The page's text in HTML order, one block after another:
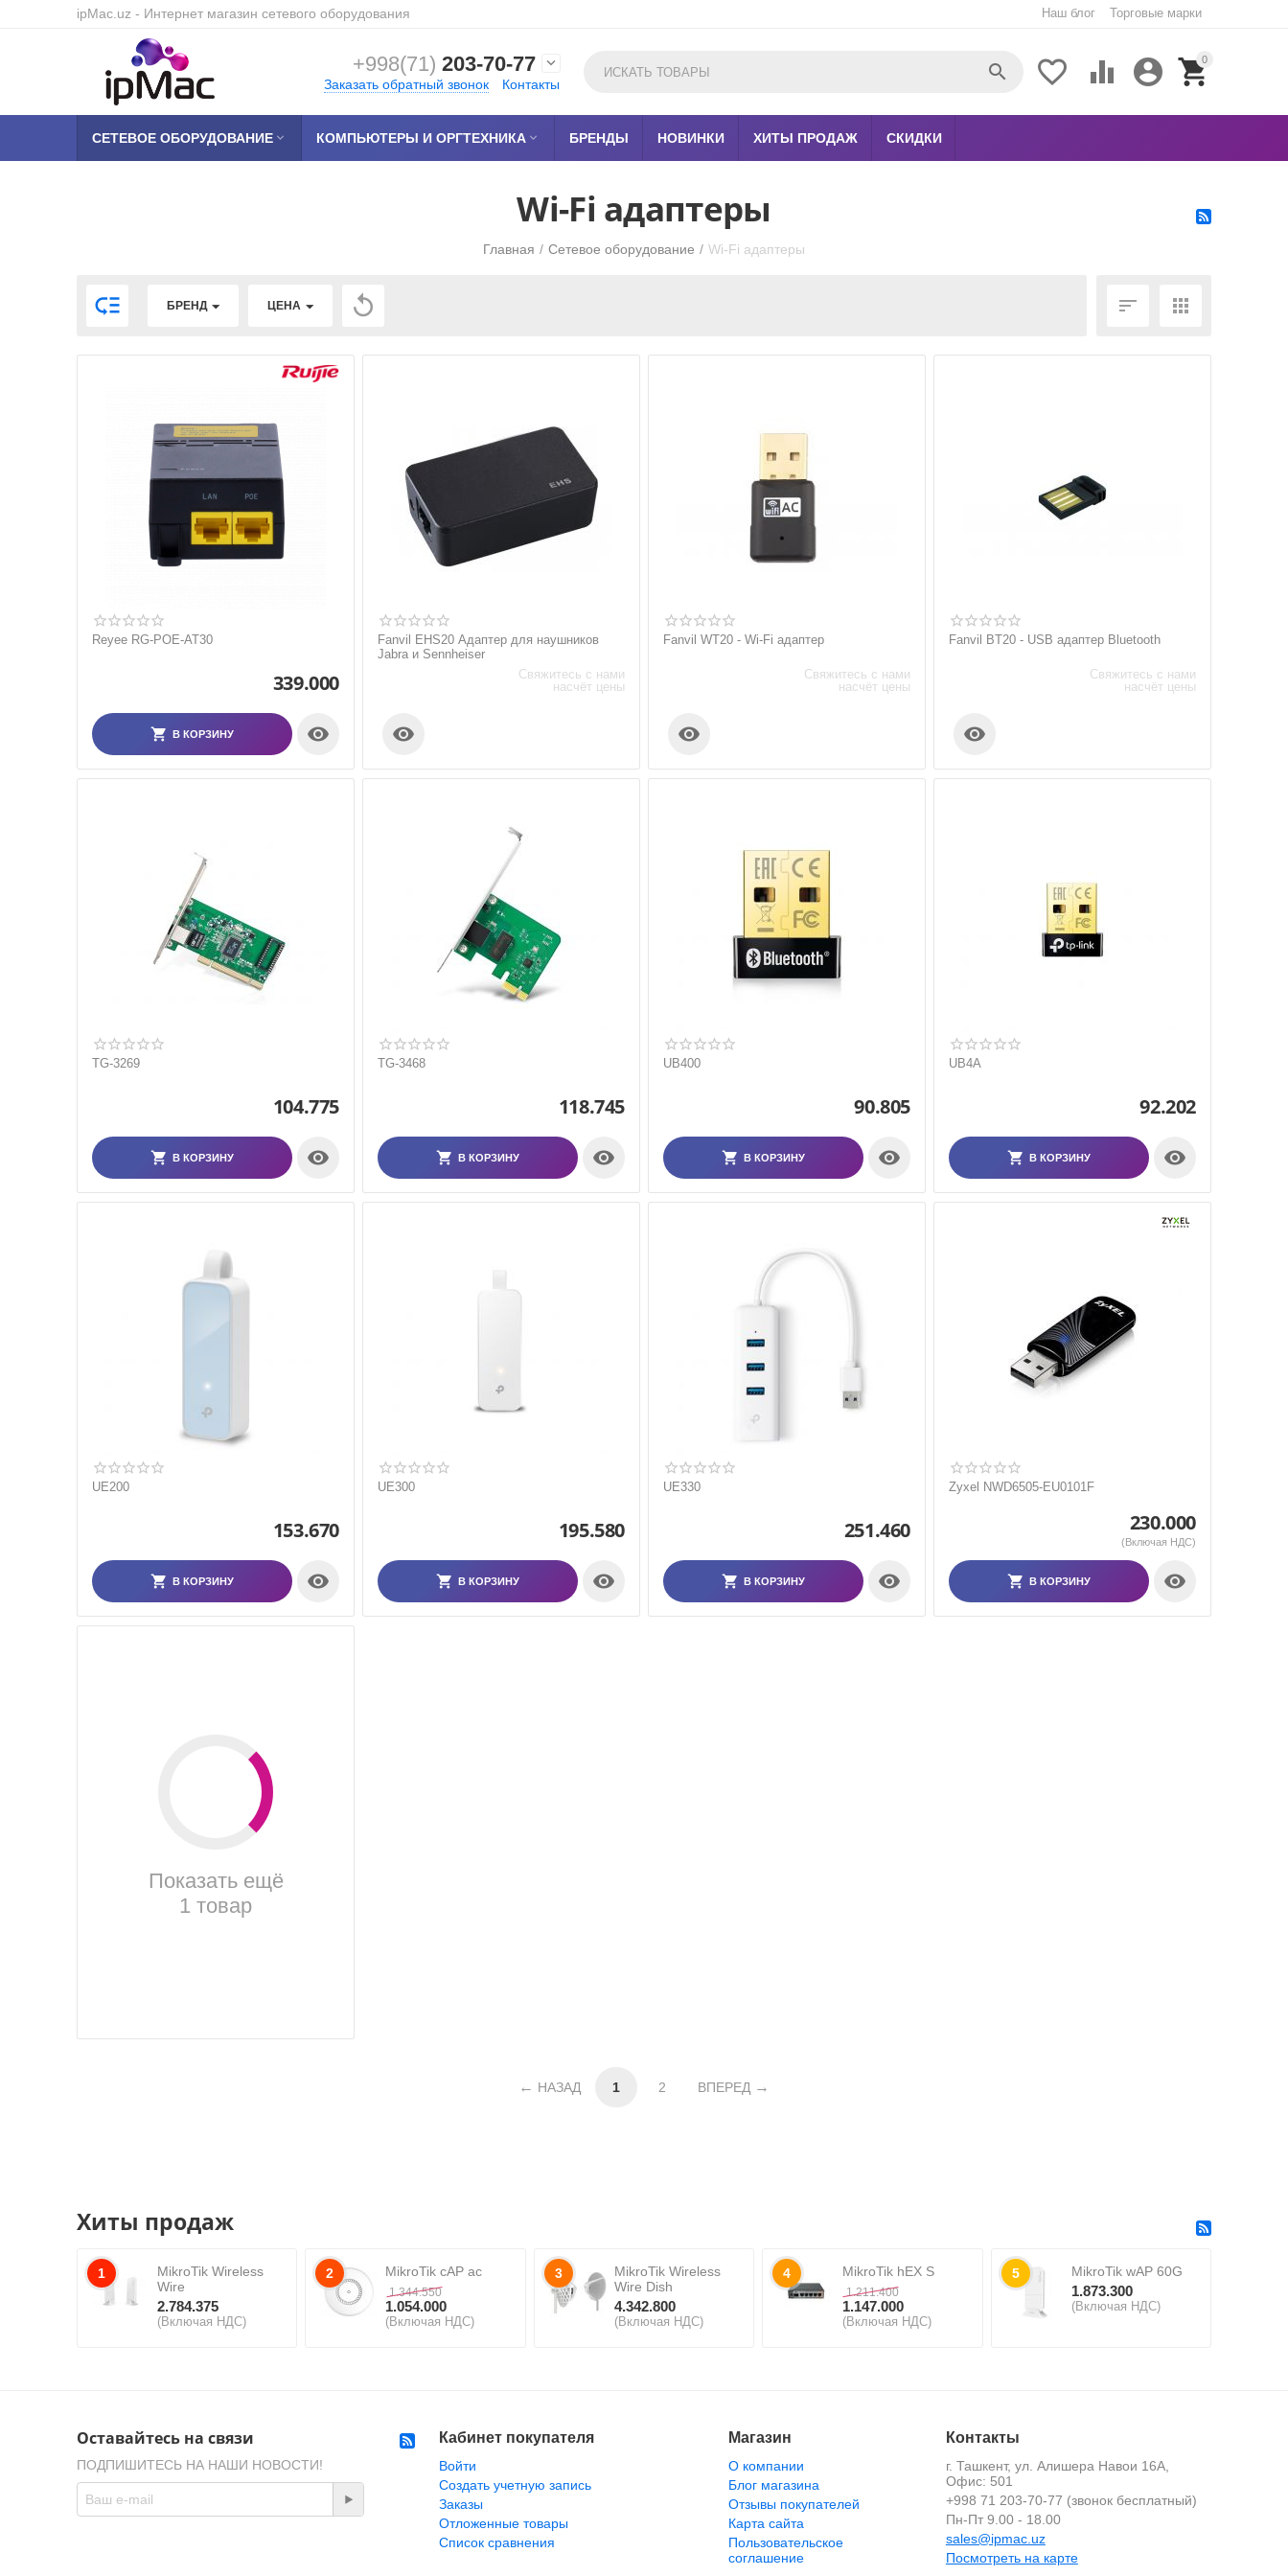
ipMac.uz - Интернет магазин сетевого оборудования Наш блог Торговые марки
+998(71) 203-70-77 
Заказать обратный звонок Контакты
0


 

СЕТЕВОЕ ОБОРУДОВАНИЕ  КОМПЬЮТЕРЫ И ОРГТЕХНИКА  БРЕНДЫ НОВИНКИ ХИТЫ ПРОДАЖ СКИДКИ
Wi-Fi адаптеры
Главная / Сетевое оборудование / Wi-Fi адаптеры
 БРЕНД ЦЕНА   
Reyee RG-POE-AT30
339.000
В КОРЗИНУ 
Fanvil EHS20 Адаптер для наушников
Jabra и Sennheiser
Свяжитесь с нами
насчёт цены

Fanvil WT20 - Wi-Fi адаптер
Свяжитесь с нами
насчёт цены

Fanvil BT20 - USB адаптер Bluetooth
Свяжитесь с нами
насчёт цены

TG-3269
104.775
В КОРЗИНУ 
TG-3468
118.745
В КОРЗИНУ 
UB400
90.805
В КОРЗИНУ 
UB4A
92.202
В КОРЗИНУ 
UE200
153.670
В КОРЗИНУ 
UE300
195.580
В КОРЗИНУ 
UE330
251.460
В КОРЗИНУ 
Zyxel NWD6505-EU0101F
230.000
(Включая НДС)
В КОРЗИНУ 
Показать ещё
1 товар
НАЗАД 1 2 ВПЕРЕД
Хиты продаж
1
MikroTik Wireless
Wire
2.784.375
(Включая НДС)
2 MikroTik cAP ac
1.344.550
1.054.000
(Включая НДС)
3
MikroTik Wireless
Wire Dish
4.342.800
(Включая НДС)
4 MikroTik hEX S
1.211.400
1.147.000
(Включая НДС)
5 MikroTik wAP 60G
1.873.300
(Включая НДС)
Оставайтесь на связи
ПОДПИШИТЕСЬ НА НАШИ НОВОСТИ!
Кабинет покупателя
Войти
Создать учетную запись
Заказы
Отложенные товары
Список сравнения
Магазин
О компании
Блог магазина
Отзывы покупателей
Карта сайта
Пользовательское
соглашение
Контакты
г. Ташкент, ул. Алишера Навои 16А,
Офис: 501
+998 71 203-70-77 (звонок бесплатный)
Пн-Пт 9.00 - 18.00
sales@ipmac.uz
Посмотреть на карте